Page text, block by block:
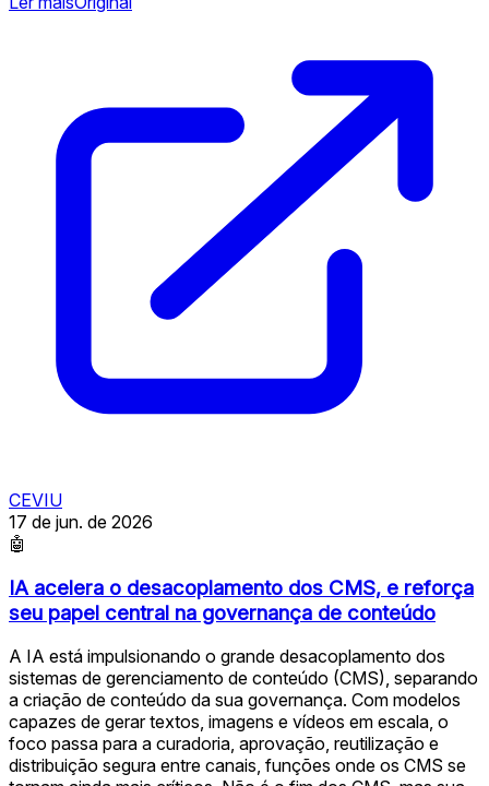
CEVIU
17 de jun. de 2026
🤖
IA acelera o desacoplamento dos CMS, e reforça
seu papel central na governança de conteúdo
A IA está impulsionando o grande desacoplamento dos
sistemas de gerenciamento de conteúdo (CMS), separando
a criação de conteúdo da sua governança. Com modelos
capazes de gerar textos, imagens e vídeos em escala, o
foco passa para a curadoria, aprovação, reutilização e
distribuição segura entre canais, funções onde os CMS se